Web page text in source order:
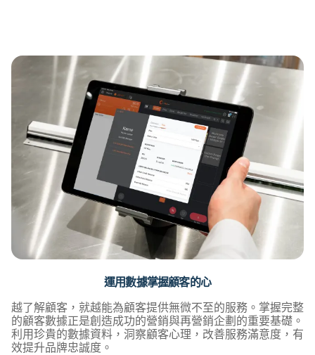
運用數據掌握顧客的心
越了解顧客，就越能為顧客提供無微不至的服務。掌握完整
的顧客數據正是創造成功的營銷與再營銷企劃的重要基礎。
利用珍貴的數據資料，洞察顧客心理，改善服務滿意度，有
效提升品牌忠誠度。